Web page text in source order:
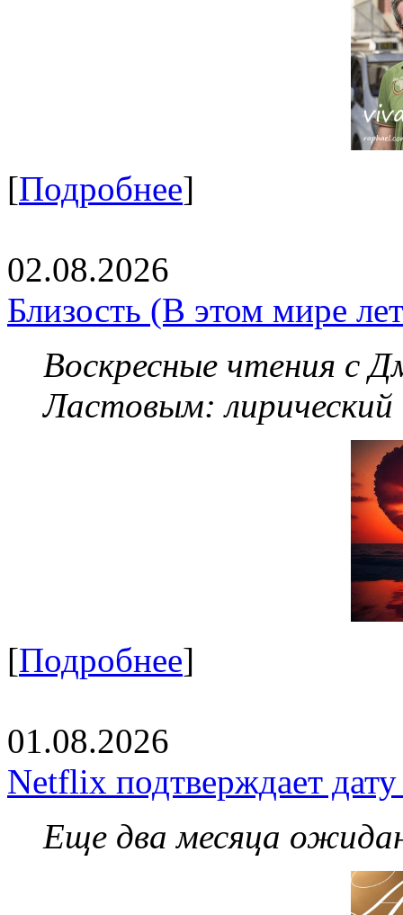
[Подробнее]
02.08.2026
Близость (В этом мире
Воскресные чтения с
Ластовым:
[Подробнее]
01.08.2026
Netflix подтверждает
Еще два месяца